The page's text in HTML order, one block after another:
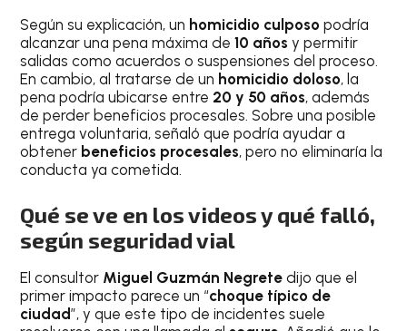
Según su explicación, un homicidio culposo podría
alcanzar una pena máxima de10 años y permitir
salidas como acuerdos o suspensiones del proceso.
En cambio, al tratarse de un homicidio doloso, la
pena podría ubicarse entre 20 y 50 años, además
de perder beneficios procesales. Sobre una posible
entrega voluntaria, señaló que podría ayudar a
obtener beneficios procesales, pero no eliminaría la
conducta ya cometida.
Qué se ve en los videos y qué falló,
según seguridad vial
El consultor Miguel Guzmán Negrete dijo que el
primer impacto parece un “choque típico de
ciudad”, y que este tipo de incidentes suele